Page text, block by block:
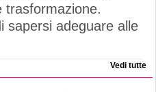
trasformazione.
sapersi adeguare alle
Vedi tutte